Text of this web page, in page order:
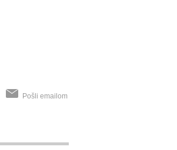
Pošli emailom